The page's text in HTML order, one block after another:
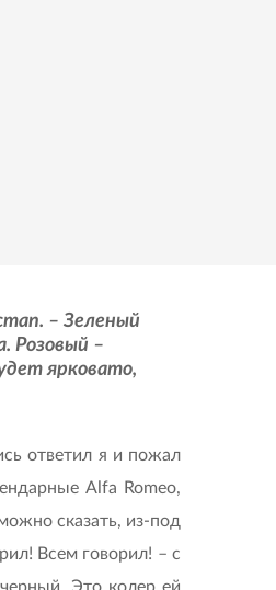
– Зеленый
Розовый –
ярковато,
ответил я и пожал
Alfa Romeo,
сказать, из-под
Всем говорил! – с
Это колер ей